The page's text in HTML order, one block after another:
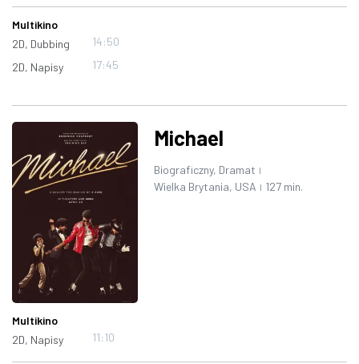
Multikino
2D, Dubbing
14:50
2D, Napisy
17:45
Michael
Biograficzny, Dramat |
Wielka Brytania, USA | 127 min.
Multikino
2D, Napisy
11:10